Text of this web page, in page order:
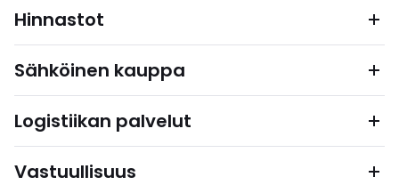
Hinnastot
Sähköinen kauppa
Logistiikan palvelut
Vastuullisuus